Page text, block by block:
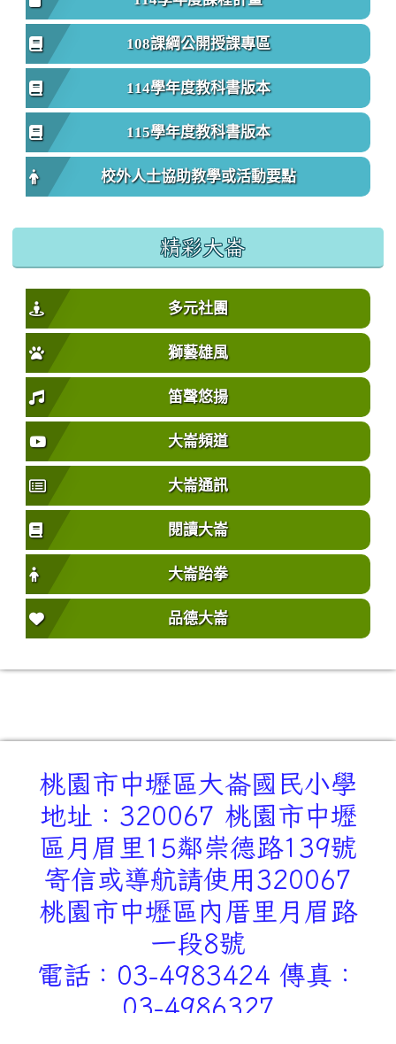
108課綱公開授課專區
114學年度教科書版本
115學年度教科書版本
校外人士協助教學或活動要點
精彩大崙
多元社團
獅藝雄風
笛聲悠揚
大崙頻道
大崙通訊
閱讀大崙
大崙跆拳
品德大崙
桃園市中壢區大崙國民小學
地址：320067 桃園市中壢
區月眉里15鄰崇德路139號
寄信或導航請使用320067
桃園市中壢區內厝里月眉路
一段8號
電話：03-4983424 傳真：
03-4986327